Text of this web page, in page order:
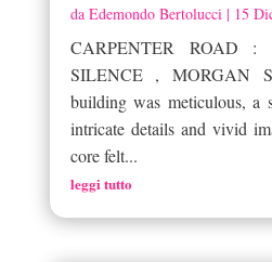
da Edemondo Bertolucci| 15
CARPENTER ROAD :
SILENCE , MORGAN
building was meticulous, a
intricate details and vivid
core felt...
leggi tutto